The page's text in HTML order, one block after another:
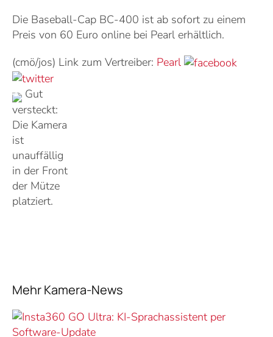
Die Baseball-Cap BC-400 ist ab sofort zu einem
Preis von 60 Euro online bei Pearl erhältlich.
(cmö/jos) Link zum Vertreiber: Pearl
Gut
versteckt:
Die Kamera
ist
unauffällig
in der Front
der Mütze
platziert.
Mehr Kamera-News